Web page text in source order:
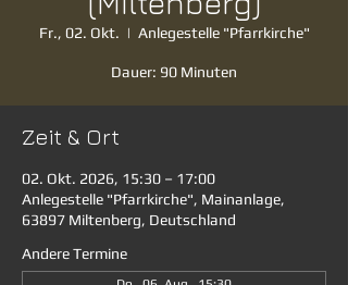
Fr., 02. Okt.
  |
Anlegestelle "Pfarrkirche"
Dauer: 90 Minuten
Zeit & Ort
02. Okt. 2026, 15:30 – 17:00
Anlegestelle "Pfarrkirche", Mainanlage,
63897 Miltenberg, Deutschland
Andere Termine